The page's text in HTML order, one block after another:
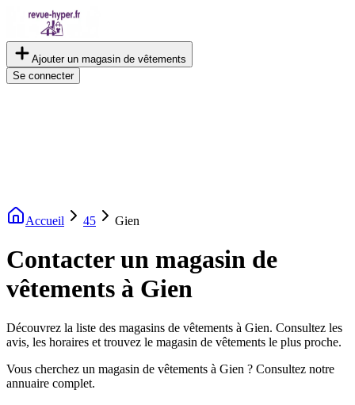
Ajouter un magasin de vêtements
Se connecter
Accueil 45 Gien
Contacter un magasin de
vêtements à Gien
Découvrez la liste des magasins de vêtements à Gien. Consultez les
avis, les horaires et trouvez le magasin de vêtements le plus proche.
Vous cherchez un magasin de vêtements à Gien ? Consultez notre
annuaire complet.